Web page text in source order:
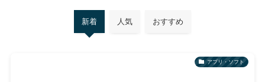
新着 人気 おすすめ
アプリ・ソフト